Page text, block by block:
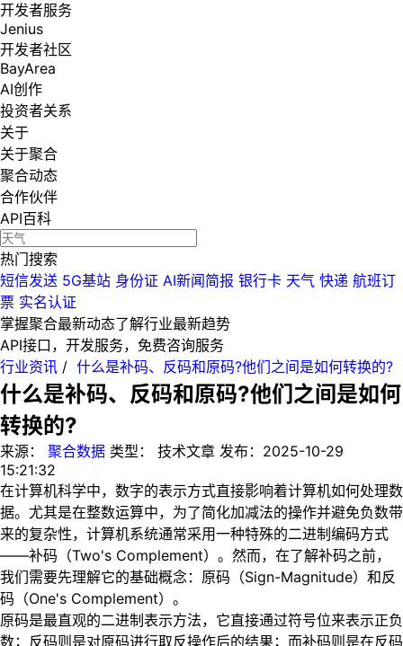
开发者服务
Jenius
开发者社区
BayArea
AI创作
投资者关系
关于
关于聚合
聚合动态
合作伙伴
API百科
热门搜索
短信发送 5G基站 身份证 AI新闻简报 银行卡 天气 快递 航班订
票 实名认证
掌握聚合最新动态了解行业最新趋势
API接口，开发服务，免费咨询服务
行业资讯 / 什么是补码、反码和原码?他们之间是如何转换的?
什么是补码、反码和原码?他们之间是如何
转换的?
来源： 聚合数据 类型： 技术文章 发布： 2025-10-29
15:21:32
在计算机科学中，数字的表示方式直接影响着计算机如何处理数
据。尤其是在整数运算中，为了简化加减法的操作并避免负数带
来的复杂性，计算机系统通常采用一种特殊的二进制编码方式
——补码（Two's Complement）。然而，在了解补码之前，
我们需要先理解它的基础概念：原码（Sign-Magnitude）和反
码（One's Complement）。
原码是最直观的二进制表示方法，它直接通过符号位来表示正负
数；反码则是对原码进行取反操作后的结果；而补码则是在反码